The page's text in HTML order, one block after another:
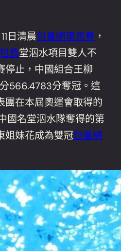
日清晨包養網車馬費 ，
包養堂泅水項目雙人不
停止，中國組合王柳
566.4783分奪冠。這
團在本屆奧運會取得的
國名堂泅水隊奪得的第
姐妹花成為雙冠包養網